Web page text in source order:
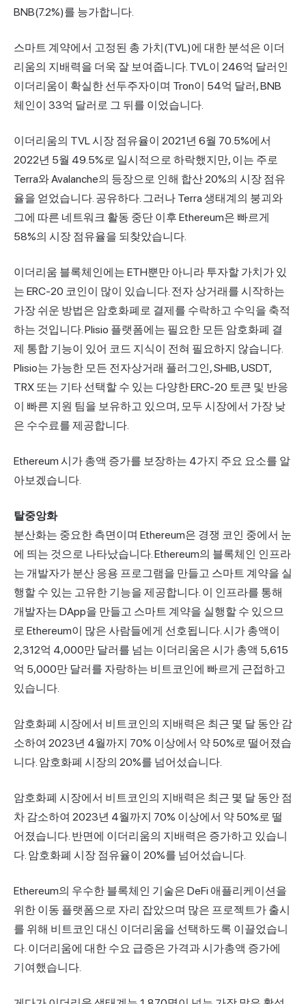
BNB(7.2%)를 능가합니다.
스마트 계약에서 고정된 총 가치(TVL)에 대한 분석은 이더
리움의 지배력을 더욱 잘 보여줍니다. TVL이 246억 달러인
이더리움이 확실한 선두주자이며 Tron이 54억 달러, BNB
체인이 33억 달러로 그 뒤를 이었습니다.
이더리움의 TVL 시장 점유율이 2021년 6월 70.5%에서
2022년 5월 49.5%로 일시적으로 하락했지만, 이는 주로
Terra와 Avalanche의 등장으로 인해 합산 20%의 시장 점유
율을 얻었습니다. 공유하다. 그러나 Terra 생태계의 붕괴와
그에 따른 네트워크 활동 중단 이후 Ethereum은 빠르게
58%의 시장 점유율을 되찾았습니다.
이더리움 블록체인에는 ETH뿐만 아니라 투자할 가치가 있
는 ERC-20 코인이 많이 있습니다. 전자 상거래를 시작하는
가장 쉬운 방법은 암호화폐로 결제를 수락하고 수익을 축적
하는 것입니다.Plisio 플랫폼에는 필요한 모든 암호화폐 결
제 통합 기능이 있어 코드 지식이 전혀 필요하지 않습니다.
Plisio는 가능한 모든 전자상거래 플러그인, SHIB, USDT,
TRX 또는 기타 선택할 수 있는 다양한 ERC-20 토큰 및 반응
이 빠른 지원 팀을 보유하고 있으며, 모두 시장에서 가장 낮
은 수수료를 제공합니다.
Ethereum 시가 총액 증가를 보장하는 4가지 주요 요소를 알
아보겠습니다.
탈중앙화
분산화는 중요한 측면이며 Ethereum은 경쟁 코인 중에서 눈
에 띄는 것으로 나타났습니다. Ethereum의 블록체인 인프라
는 개발자가 분산 응용 프로그램을 만들고 스마트 계약을 실
행할 수 있는 고유한 기능을 제공합니다. 이 인프라를 통해
개발자는 DApp을 만들고 스마트 계약을 실행할 수 있으므
로 Ethereum이 많은 사람들에게 선호됩니다. 시가 총액이
2,312억 4,000만 달러를 넘는 이더리움은 시가 총액 5,615
억 5,000만 달러를 자랑하는 비트코인에 빠르게 근접하고
있습니다.
암호화폐 시장에서 비트코인의 지배력은 최근 몇 달 동안 감
소하여 2023년 4월까지 70% 이상에서 약 50%로 떨어졌습
니다. 암호화폐 시장의 20%를 넘어섰습니다.
암호화폐 시장에서 비트코인의 지배력은 최근 몇 달 동안 점
차 감소하여 2023년 4월까지 70% 이상에서 약 50%로 떨
어졌습니다. 반면에 이더리움의 지배력은 증가하고 있습니
다. 암호화폐 시장 점유율이 20%를 넘어섰습니다.
Ethereum의 우수한 블록체인 기술은 DeFi 애플리케이션을
위한 이동 플랫폼으로 자리 잡았으며 많은 프로젝트가 출시
를 위해 비트코인 대신 이더리움을 선택하도록 이끌었습니
다. 이더리움에 대한 수요 급증은 가격과 시가총액 증가에
기여했습니다.